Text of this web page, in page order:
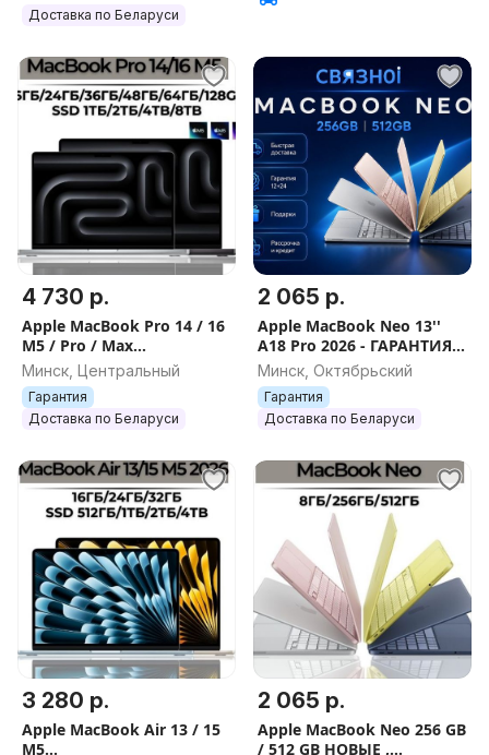
Доставка по Беларуси
4 730 р.
Apple MacBook Pro 14 / 16
M5 / Pro / Max
16Gb/24Гб/36Гб/48Гб/64Гб
512 2024Гб/1Тб/2Тб
Минск, Центральный
Гарантия
Доставка по Беларуси
2 065 р.
Apple MacBook Neo 13''
A18 Pro 2026 - ГАРАНТИЯ/
ДОСТАВКА
Минск, Октябрьский
Гарантия
Доставка по Беларуси
3 280 р.
Apple MacBook Air 13 / 15
M5
2 065 р.
Apple MacBook Neo 256 GB
/ 512 GB НОВЫЕ ,